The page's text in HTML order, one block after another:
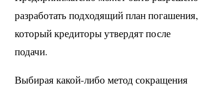
разработать подходящий план погашения,
который кредиторы утвердят после
подачи.
Выбирая какой-либо метод сокращения